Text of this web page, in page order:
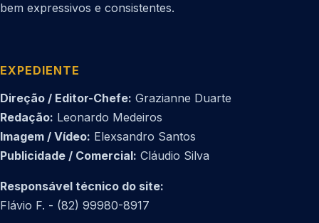
bem expressivos e consistentes.
EXPEDIENTE
Direção / Editor-Chefe: Grazianne Duarte
Redação: Leonardo Medeiros
Imagem / Vídeo: Elexsandro Santos
Publicidade / Comercial: Cláudio Silva
Responsável técnico do site:
Flávio F. - (82) 99980-8917